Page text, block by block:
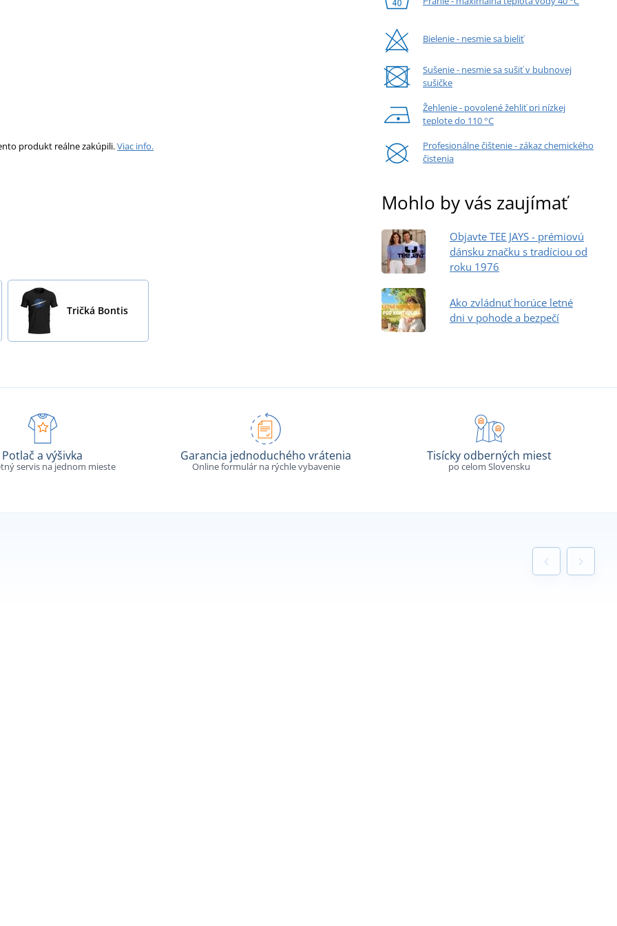
produkt reálne zakúpili.Viac info.
Tričká Bontis
Bielenie - nesmie sa bieliť
Sušenie - nesmie sa sušiť v bubnovej
sušičke
Žehlenie - povolené žehliť pri nízkej
teplote do 110 °C
Profesionálne čištenie - zákaz chemického
čistenia
Mohlo by vás zaujímať
Objavte TEE JAYS - prémiovú
dánsku značku s tradíciou od
roku 1976
Ako zvládnuť horúce letné
dni v pohode a bezpečí
Potlač a výšivka
servis na jednom mieste
Garancia jednoduchého vrátenia
Online formulár na rýchle vybavenie
Tisícky odberných miest
po celom Slovensku